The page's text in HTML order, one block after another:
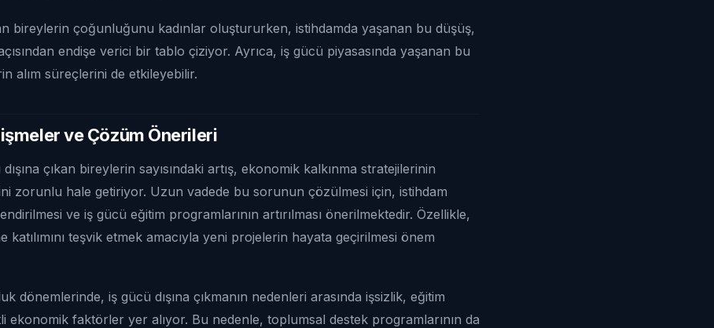
bireylerin çoğunluğunu kadınlar oluştururken, istihdamda yaşanan bu düşüş,
endişe verici bir tablo çiziyor. Ayrıca, iş gücü piyasasında yaşanan bu
alım süreçlerini de etkileyebilir.
ve Çözüm Önerileri
çıkan bireylerin sayısındaki artış, ekonomik kalkınma stratejilerinin
zorunlu hale getiriyor. Uzun vadede bu sorunun çözülmesi için, istihdam
ve iş gücü eğitim programlarının artırılması önerilmektedir. Özellikle,
katılımını teşvik etmek amacıyla yeni projelerin hayata geçirilmesi önem
dönemlerinde, iş gücü dışına çıkmanın nedenleri arasında işsizlik, eğitim
ekonomik faktörler yer alıyor. Bu nedenle, toplumsal destek programlarının da